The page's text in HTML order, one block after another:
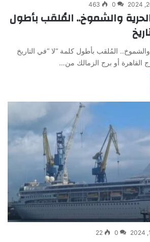
0
463
والشموخ.. المُلقب بأطول
المُلقب بأطول كلمة “لا “في التاريخ
القاهرة أو برج الزمالك من…
0
22